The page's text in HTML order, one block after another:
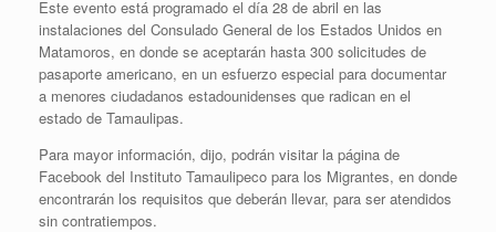
Este evento está programado el día 28 de abril en las
instalaciones del Consulado General de los Estados Unidos en
Matamoros, en donde se aceptarán hasta 300 solicitudes de
pasaporte americano, en un esfuerzo especial para documentar
a menores ciudadanos estadounidenses que radican en el
estado de Tamaulipas.
Para mayor información, dijo, podrán visitar la página de
Facebook del Instituto Tamaulipeco para los Migrantes, en donde
encontrarán los requisitos que deberán llevar, para ser atendidos
sin contratiempos.